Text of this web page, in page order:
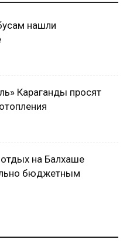
нашли
Караганды просят
на Балхаше
бюджетным